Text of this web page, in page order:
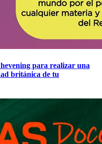
para realizar una
británica de tu